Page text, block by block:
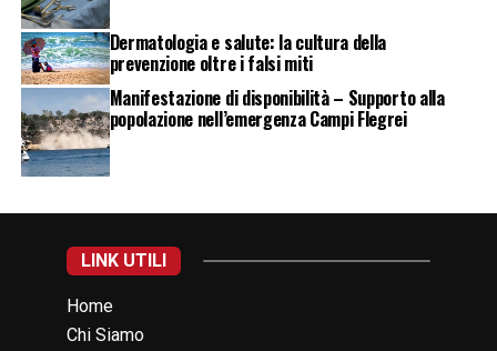
Dermatologia e salute: la cultura della
prevenzione oltre i falsi miti
Manifestazione di disponibilità – Supporto alla
popolazione nell’emergenza Campi Flegrei
LINK UTILI
Home
Chi Siamo